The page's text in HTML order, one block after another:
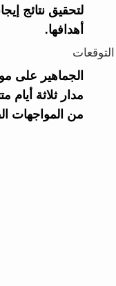
لتحقيق نتائج
أهدافها.
التوقعات
الجماهير على
مدار ثلاثة أيام
من المواجهات